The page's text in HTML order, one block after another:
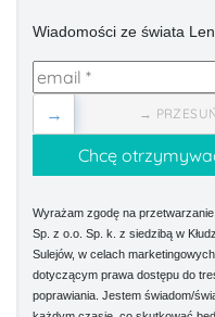
Wiadomości ze świata
→
→
Wyrażam zgodę na
Sp. z o.o. Sp. k. z siedzibą w
Sulejów, w celach
dotyczącym prawa dostępu do
poprawiania. Jestem świadom/